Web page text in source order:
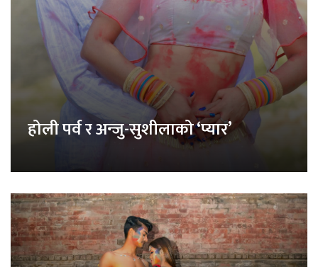
होली पर्व र अन्जु-सुशीलाको ‘प्यार’